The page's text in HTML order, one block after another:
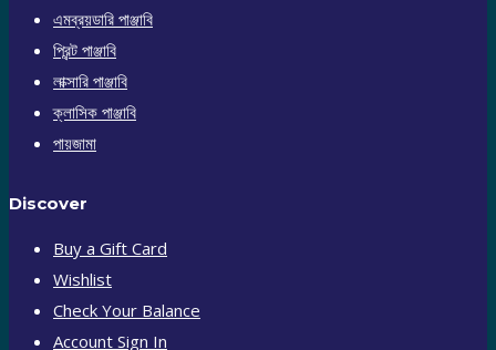
এমব্রয়ডারি পাঞ্জাবি
প্রিন্ট পাঞ্জাবি
লাক্সারি পাঞ্জাবি
ক্লাসিক পাঞ্জাবি
পায়জামা
Discover
Buy a Gift Card
Wishlist
Check Your Balance
Account Sign In